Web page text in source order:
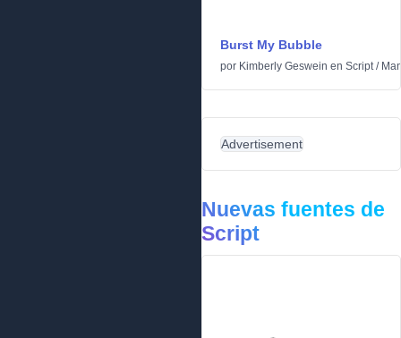
Burst My Bubble
por Kimberly Geswein en Script/
Advertisement
Nuevas fuentes de
Script